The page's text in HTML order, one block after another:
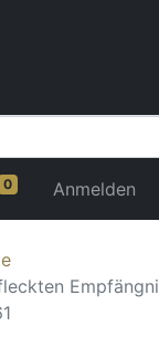
0 Anmelden